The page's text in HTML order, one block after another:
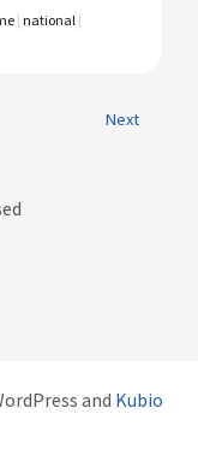
| national |
Next
and Kubio